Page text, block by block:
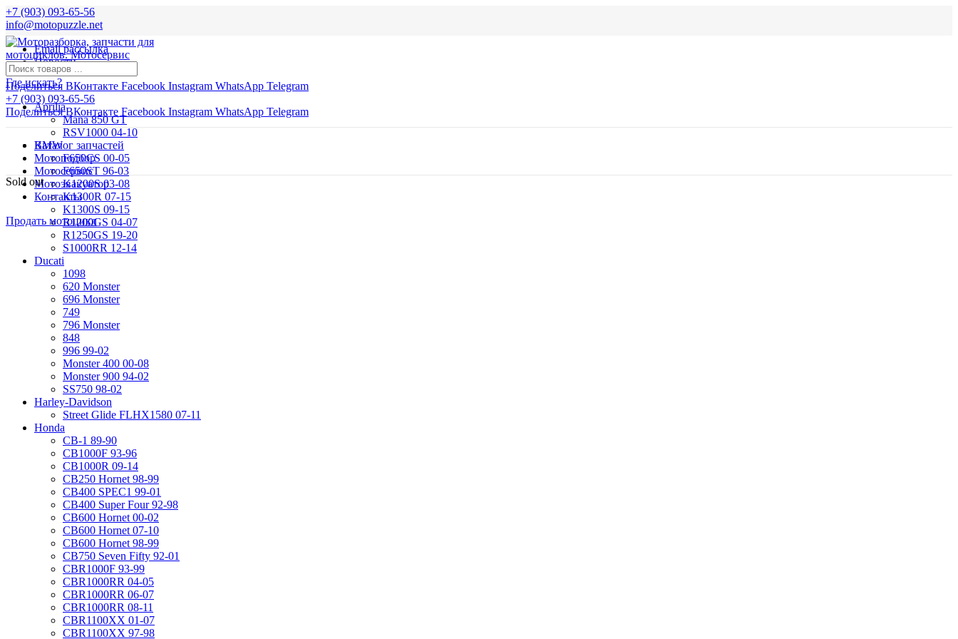
+7 (903) 093-65-56
info@motopuzzle.net
Email рассылка
Новости
Поделиться ВКонтакте Facebook Instagram WhatsApp Telegram
+7 (903) 093-65-56
Поделиться ВКонтакте Facebook Instagram WhatsApp Telegram
Где искать?
Aprilia
Mana 850 GT
RSV1000 04-10
BMW
F650CS 00-05
F650ST 96-03
K1200S 03-08
K1300R 07-15
K1300S 09-15
R1200GS 04-07
R1250GS 19-20
S1000RR 12-14
Ducati
1098
620 Monster
696 Monster
749
796 Monster
848
996 99-02
Monster 400 00-08
Monster 900 94-02
SS750 98-02
Harley-Davidson
Street Glide FLHX1580 07-11
Honda
CB-1 89-90
CB1000F 93-96
CB1000R 09-14
CB250 Hornet 98-99
CB400 SPEC1 99-01
CB400 Super Four 92-98
CB600 Hornet 00-02
CB600 Hornet 07-10
CB600 Hornet 98-99
CB750 Seven Fifty 92-01
CBR1000F 93-99
CBR1000RR 04-05
CBR1000RR 06-07
CBR1000RR 08-11
CBR1100XX 01-07
CBR1100XX 97-98
Каталог запчастей
Мотоподбор
Мотосервис
Мотоэвакуатор
Контакты
Продать мотоцикл
Sold out